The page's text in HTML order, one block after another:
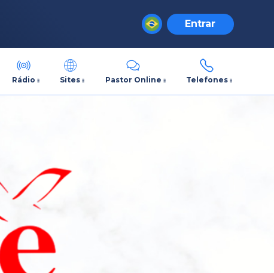
Entrar
Rádio Sites Pastor Online Telefones